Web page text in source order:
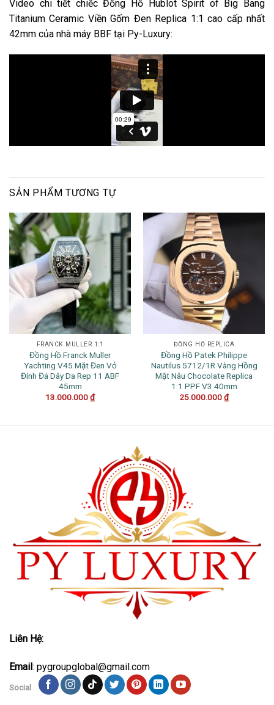
Video chi tiết chiếc Đồng Hồ Hublot Spirit of Big Bang
Titanium Ceramic Viền Gốm Đen Replica 1:1 cao cấp nhất
42mm của nhà máy BBF tại Py-Luxury:
SẢN PHẨM TƯƠNG TỰ
FRANCK MULLER 1:1
Đồng Hồ Franck Muller
Yachting V45 Mặt Đen Vỏ
Đính Đá Dây Da Rep 11 ABF
45mm
13.000.000₫
ĐỒNG HỒ REPLICA
Đồng Hồ Patek Philippe
Nautilus 5712/1R Vàng Hồng
Mặt Nâu Chocolate Replica
1:1 PPF V3 40mm
25.000.000₫
Liên Hệ:
Email: pygroupglobal@gmail.com
Social